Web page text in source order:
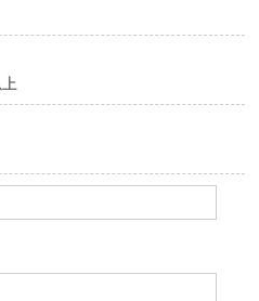
上